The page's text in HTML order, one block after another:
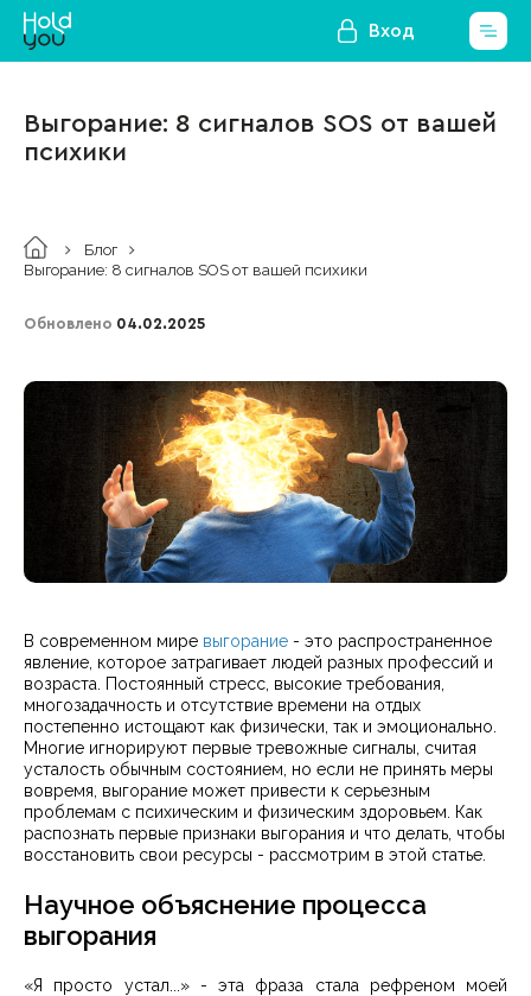
Вход
Выгорание: 8 сигналов SOS от вашей
психики
Блог
Выгорание: 8 сигналов SOS от вашей психики
Обновлено 04.02.2025
В современном мире выгорание - это распространенное
явление, которое затрагивает людей разных профессий и
возраста. Постоянный стресс, высокие требования,
многозадачность и отсутствие времени на отдых
постепенно истощают как физически, так и эмоционально.
Многие игнорируют первые тревожные сигналы, считая
усталость обычным состоянием, но если не принять меры
вовремя, выгорание может привести к серьезным
проблемам с психическим и физическим здоровьем. Как
распознать первые признаки выгорания и что делать, чтобы
восстановить свои ресурсы - рассмотрим в этой статье.
Научное объяснение процесса
выгорания
«Я просто устал...» - эта фраза стала рефреном моей